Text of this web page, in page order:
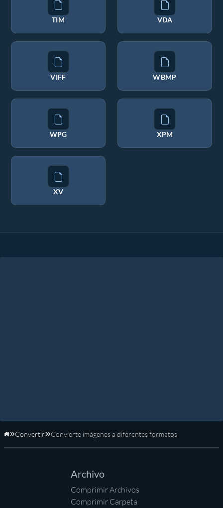
TIM VDA
VIFF WBMP
WPG XPM
XV
Inicio
Convertir Convierte imágenes a diferentes formatos
Archivo
Comprimir Archivos
Comprimir Carpeta